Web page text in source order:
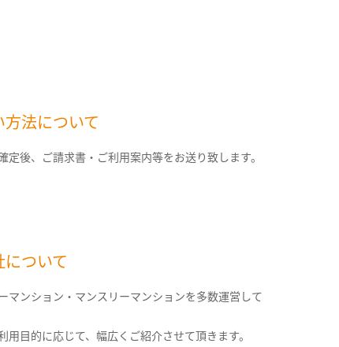
方法について
定後、ご請求書・ご利用案内等をお送り致します。
ついて
マンション・マンスリーマンションを多数運営して
用目的に応じて、幅広くご紹介させて頂きます。